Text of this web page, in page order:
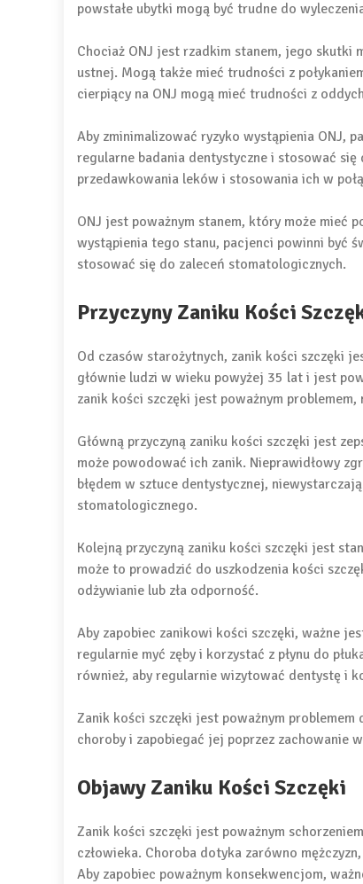
powstałe ubytki mogą być trudne do
Chociaż ONJ jest rzadkim stanem, jego skutki
ustnej. Mogą także mieć trudności z
cierpiący na ONJ mogą mieć trudności z
Aby zminimalizować ryzyko wystąpienia ONJ,
regularne badania dentystyczne i stosować
przedawkowania leków i stosowania ich w
ONJ jest poważnym stanem, który może mieć
wystąpienia tego stanu, pacjenci powinni być
stosować się do zaleceń stomatologicznych.
Przyczyny Zaniku Kości
Od czasów starożytnych, zanik kości szczęki
głównie ludzi w wieku powyżej 35 lat i jest
zanik kości szczęki jest poważnym
Główną przyczyną zaniku kości szczęki jest
może powodować ich zanik. Nieprawidłowy
błędem w sztuce dentystycznej,
stomatologicznego.
Kolejną przyczyną zaniku kości szczęki jest
może to prowadzić do uszkodzenia kości
odżywianie lub zła odporność.
Aby zapobiec zanikowi kości szczęki, ważne
regularnie myć zęby i korzystać z płynu do
również, aby regularnie wizytować dentystę i
Zanik kości szczęki jest poważnym
choroby i zapobiegać jej poprzez zachowanie
Objawy Zaniku Kości Szczęki
Zanik kości szczęki jest poważnym
człowieka. Choroba dotyka zarówno
Aby zapobiec poważnym konsekwencjom,